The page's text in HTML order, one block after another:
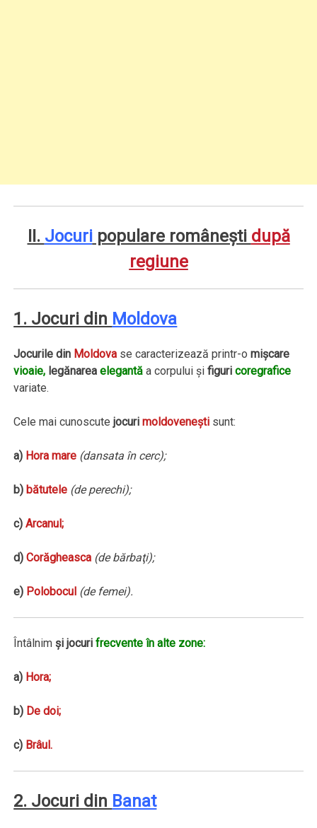
II. Jocuripopulare româneşti după
regiune
1. Jocuri din Moldova
Jocurile din Moldova se caracterizează printr-omişcare
vioaie, legănareaelegantă a corpului şifiguricoregrafice
variate.
Cele mai cunoscutejocuri moldoveneşti sunt:
a) Hora mare (dansata în cerc);
b) bătutele (de perechi);
c) Arcanul;
d)Corăgheasca (de bărbaţi);
e) Polobocul (de femei).
Întâlnimşi jocurifrecvente în alte zone:
a) Hora;
b) De doi;
c) Brâul.
2. Jocuri din Banat